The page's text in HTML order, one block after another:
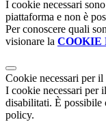
I cookie necessari
piattaforma e non è
Per conoscere quali
visionare la COOKIE
Cookie necessari per
I cookie necessari per
disabilitati. È possibile
policy.